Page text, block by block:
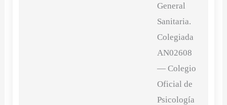
General
Sanitaria.
Colegiada
AN02608
— Colegio
Oficial de
Psicología